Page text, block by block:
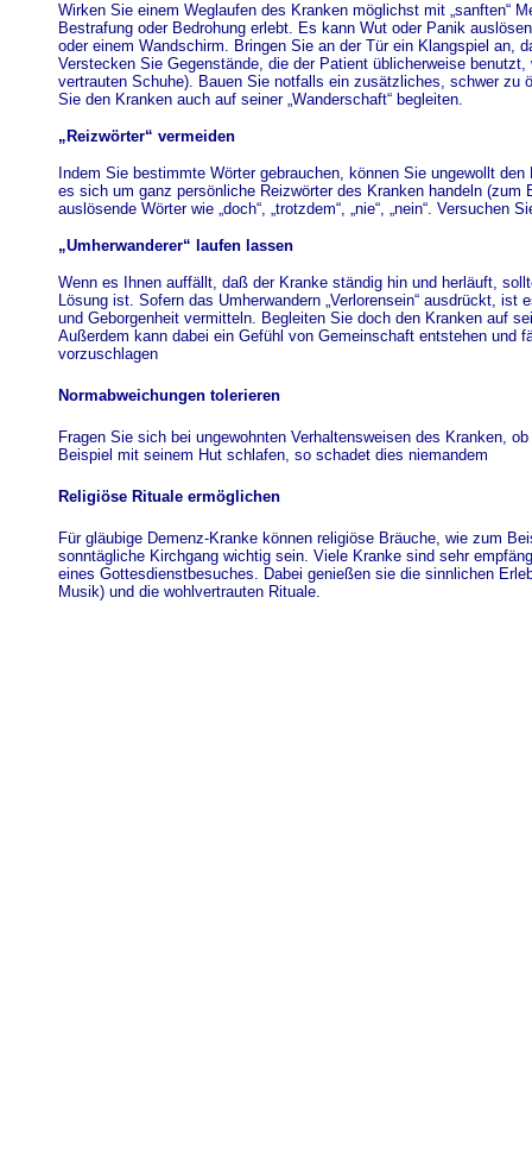
Wirken Sie einem Weglaufen des Kranken möglichst mit „sanften“
Bestrafung oder Bedrohung erlebt. Es kann Wut oder Panik
oder einem Wandschirm. Bringen Sie an der Tür ein Klangspiel an,
Verstecken Sie Gegenstände, die der Patient üblicherweise
vertrauten Schuhe). Bauen Sie notfalls ein zusätzliches, schwer
Sie den Kranken auch auf seiner „Wanderschaft“ begleiten.
„Reizwörter“ vermeiden
Indem Sie bestimmte Wörter gebrauchen, können Sie ungewollt
es sich um ganz persönliche Reizwörter des Kranken handeln (zum
auslösende Wörter wie „doch“, „trotzdem“, „nie“, „nein“. Versuchen
„Umherwanderer“ laufen lassen
Wenn es Ihnen auffällt, daß der Kranke ständig hin und herläuft,
Lösung ist. Sofern das Umherwandern „Verlorensein“ ausdrückt,
und Geborgenheit vermitteln. Begleiten Sie doch den Kranken auf
Außerdem kann dabei ein Gefühl von Gemeinschaft entstehen und
vorzuschlagen
Normabweichungen tolerieren
Fragen Sie sich bei ungewohnten Verhaltensweisen des Kranken,
Beispiel mit seinem Hut schlafen, so schadet dies niemandem
Religiöse Rituale ermöglichen
Für gläubige Demenz-Kranke können religiöse Bräuche, wie zum
sonntägliche Kirchgang wichtig sein. Viele Kranke sind sehr
eines Gottesdienstbesuches. Dabei genießen sie die sinnlichen
Musik) und die wohlvertrauten Rituale.